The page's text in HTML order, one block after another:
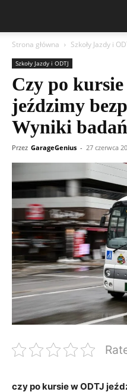
Strona główna Szkoły Jazdy i
Szkoły Jazdy i ODTJ
Czy po
jeździmy
Wyniki badań
Przez GarageGenius - 27 czerwca
czy po kursie w ODTJ